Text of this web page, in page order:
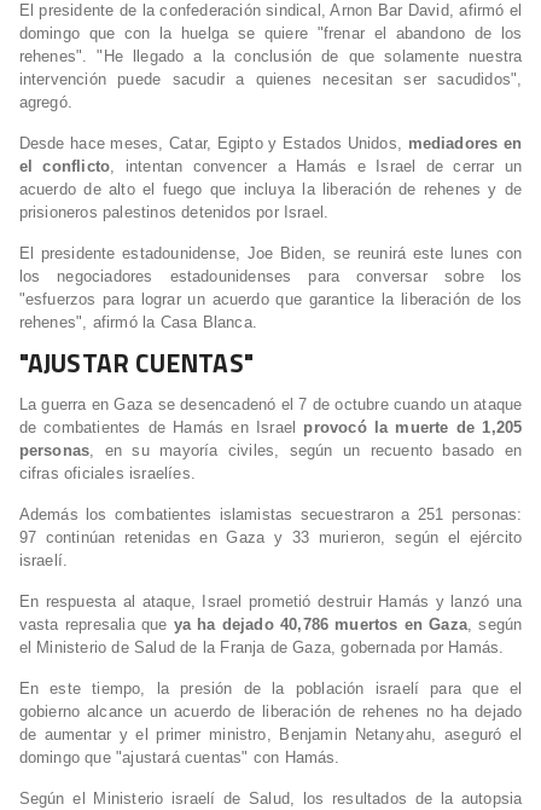
El presidente de la confederación sindical, Arnon Bar David, afirmó el
domingo que con la huelga se quiere "frenar el abandono de los
rehenes". "He llegado a la conclusión de que solamente nuestra
intervención puede sacudir a quienes necesitan ser sacudidos",
agregó.
Desde hace meses, Catar, Egipto y Estados Unidos, mediadores en
el conflicto, intentan convencer a Hamás e Israel de cerrar un
acuerdo de alto el fuego que incluya la liberación de rehenes y de
prisioneros palestinos detenidos por Israel.
El presidente estadounidense, Joe Biden, se reunirá este lunes con
los negociadores estadounidenses para conversar sobre los
"esfuerzos para lograr un acuerdo que garantice la liberación de los
rehenes", afirmó la Casa Blanca.
"AJUSTAR CUENTAS"
La guerra en Gaza se desencadenó el 7 de octubre cuando un ataque
de combatientes de Hamás en Israel
provocó la muerte de 1,205
personas, en su mayoría civiles, según un recuento basado en
cifras oficiales israelíes.
Además los combatientes islamistas secuestraron a 251 personas:
97 continúan retenidas en Gaza y 33 murieron, según el ejército
israelí.
En respuesta al ataque, Israel prometió destruir Hamás y lanzó una
vasta represalia que ya ha dejado 40,786 muertos en Gaza, según
el Ministerio de Salud de la Franja de Gaza, gobernada por Hamás.
En este tiempo, la presión de la población israelí para que el
gobierno alcance un acuerdo de liberación de rehenes no ha dejado
de aumentar y el primer ministro, Benjamin Netanyahu, aseguró el
domingo que "ajustará cuentas" con Hamás.
Según el Ministerio israelí de Salud, los resultados de la autopsia